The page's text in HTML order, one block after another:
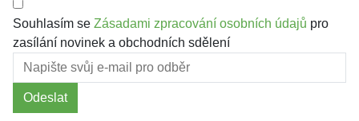
Souhlasím se Zásadami zpracování osobních údajů pro
zasílání novinek a obchodních sdělení
Odeslat